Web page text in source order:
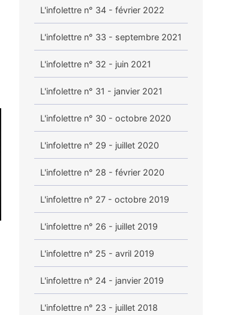
L'infolettre n° 34 - février 2022
L'infolettre n° 33 - septembre 2021
L'infolettre n° 32 - juin 2021
L'infolettre n° 31 - janvier 2021
L'infolettre n° 30 - octobre 2020
L'infolettre n° 29 - juillet 2020
L'infolettre n° 28 - février 2020
L'infolettre n° 27 - octobre 2019
L'infolettre n° 26 - juillet 2019
L'infolettre n° 25 - avril 2019
L'infolettre n° 24 - janvier 2019
L'infolettre n° 23 - juillet 2018